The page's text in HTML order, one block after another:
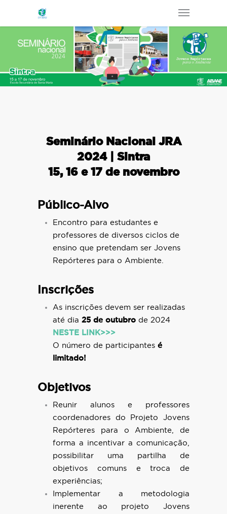
Seminário Nacional JRA
2024 | Sintra
15, 16 e 17 de novembro
Público-Alvo
Encontro para estudantes e
professores de diversos ciclos de
ensino que pretendam ser Jovens
Repórteres para o Ambiente.
Inscrições
As inscrições devem ser realizadas
até dia 25 de outubro de 2024
NESTE LINK>>>
O número de participantes é
limitado!
Objetivos
Reunir alunos e professores
coordenadores do Projeto Jovens
Repórteres para o Ambiente, de
forma a incentivar a comunicação,
possibilitar uma partilha de
objetivos comuns e troca de
experiências;
Implementar a metodologia
inerente ao projeto Jovens